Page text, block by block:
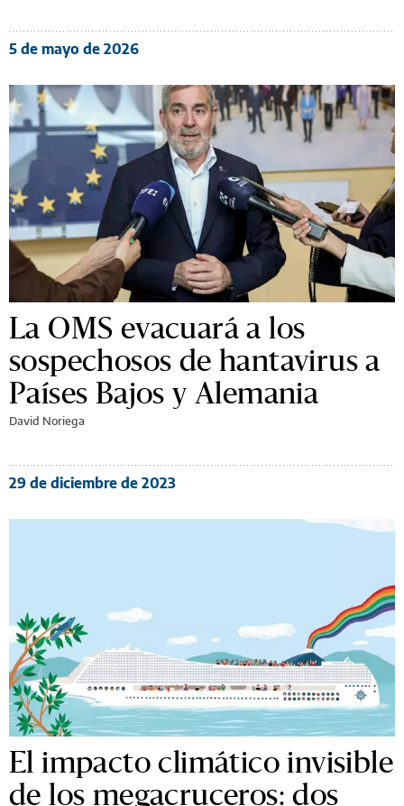
5 de mayo de 2026
La OMS evacuará a los
sospechosos de hantavirus a
Países Bajos y Alemania
David Noriega
29 de diciembre de 2023
El impacto climático invisible
de los megacruceros: dos